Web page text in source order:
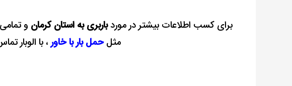
برای کسب اطلاعات بیشتر در موردباربری به استان کرمان و
مثلحمل بار با خاور، با الوبار